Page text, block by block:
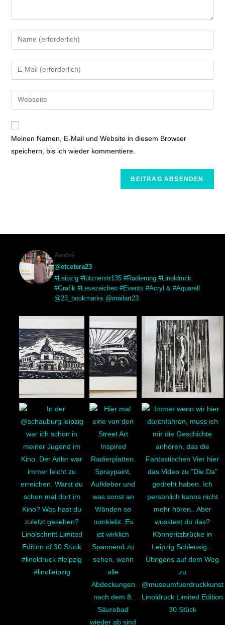
Meinen Namen, E-Mail und Website in diesem Browser
speichern, bis ich wieder kommentiere.
André
@etcetera23
#Leipzig #lütznerstr135 #Radierung #Linoldruck
#Grafik #Lesezeichen #Events #Acryl & #Aquarell
@23_bookmarks @mailart23